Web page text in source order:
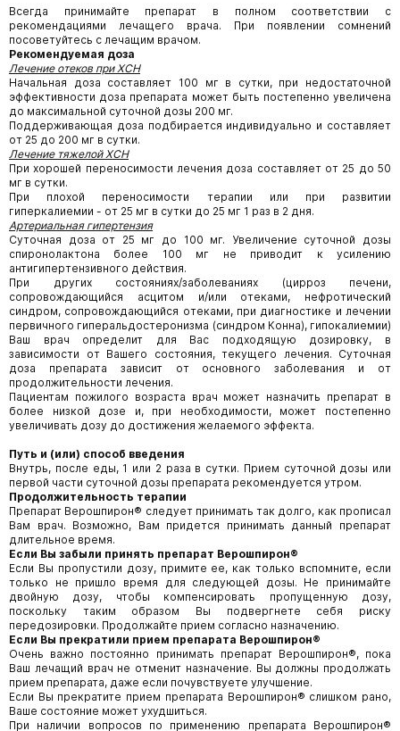
Всегда принимайте препарат в полном соответствии с
рекомендациями лечащего врача. При появлении сомнений
посоветуйтесь с лечащим врачом.
Рекомендуемая доза
Лечение отеков при ХСН
Начальная доза составляет 100 мг в сутки, при недостаточной
эффективности доза препарата может быть постепенно увеличена
до максимальной суточной дозы 200 мг.
Поддерживающая доза подбирается индивидуально и составляет
от 25 до 200 мг в сутки.
Лечение тяжелой ХСН
При хорошей переносимости лечения доза составляет от 25 до 50
мг в сутки.
При плохой переносимости терапии или при развитии
гиперкалиемии - от 25 мг в сутки до 25 мг 1 раз в 2 дня.
Артериальная гипертензия
Суточная доза от 25 мг до 100 мг. Увеличение суточной дозы
спиронолактона более 100 мг не приводит к усилению
антигипертензивного действия.
При других состояниях/заболеваниях (цирроз печени,
сопровождающийся асцитом и/или отеками, нефротический
синдром, сопровождающийся отеками, при диагностике и лечении
первичного гиперальдостеронизма (синдром Конна), гипокалиемии)
Ваш врач определит для Вас подходящую дозировку, в
зависимости от Вашего состояния, текущего лечения. Суточная
доза препарата зависит от основного заболевания и от
продолжительности лечения.
Пациентам пожилого возраста врач может назначить препарат в
более низкой дозе и, при необходимости, может постепенно
увеличивать дозу до достижения желаемого эффекта.
Путь и (или) способ введения
Внутрь, после еды, 1 или 2 раза в сутки. Прием суточной дозы или
первой части суточной дозы препарата рекомендуется утром.
Продолжительность терапии
Препарат Верошпирон® следует принимать так долго, как прописал
Вам врач. Возможно, Вам придется принимать данный препарат
длительное время.
Если Вы забыли принять препарат Верошпирон®
Если Вы пропустили дозу, примите ее, как только вспомните, если
только не пришло время для следующей дозы. Не принимайте
двойную дозу, чтобы компенсировать пропущенную дозу,
поскольку таким образом Вы подвергнете себя риску
передозировки. Продолжайте прием согласно назначению.
Если Вы прекратили прием препарата Верошпирон®
Очень важно постоянно принимать препарат Верошпирон®, пока
Ваш лечащий врач не отменит назначение. Вы должны продолжать
прием препарата, даже если почувствуете улучшение.
Если Вы прекратите прием препарата Верошпирон® слишком рано,
Ваше состояние может ухудшиться.
При наличии вопросов по применению препарата Верошпирон®